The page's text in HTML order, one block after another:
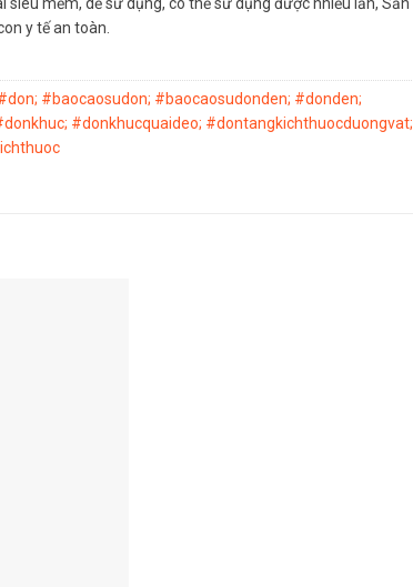
y tế an toàn.
#baocaosudon; #baocaosudonden; #donden;
#donkhucquaideo; #dontangkichthuocduongvat;